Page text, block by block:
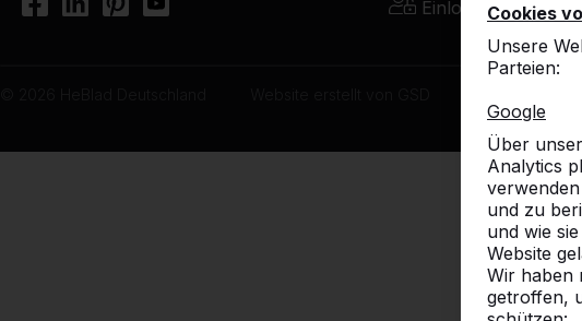
Cookies
Unsere
Parteien:
Google
Über
Analytics
und zu
und wie
Website
Wir haben
getroffen,
Einloggen